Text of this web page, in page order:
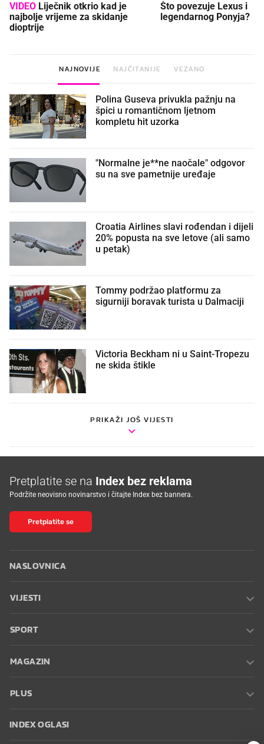
VIDEO
najbolje vrijeme za skidanje
dioptrije
Što povezuje Lexus i
legendarnog Ponyja?
NAJNOVIJE NAJČITANIJE VEZANO
Polina Guseva privukla pažnju na
špici u romantičnom ljetnom
kompletu hit uzorka
"Normalne je**ne naočale" odgovor
su na sve pametnije uređaje
Croatia Airlines slavi rođendan i dijeli
20% popusta na sve letove (ali samo
u petak)
Tommy podržao platformu za
sigurniji boravak turista u Dalmaciji
Victoria Beckham ni u Saint-Tropezu
ne skida štikle
PRIKAŽI JOŠ VIJESTI
Pretplatite se na Index bez reklama
Podržite neovisno novinarstvo i čitajte Index bez bannera.
Pretplatite se
NASLOVNICA
VIJESTI
SPORT
MAGAZIN
PLUS
INDEX OGLASI